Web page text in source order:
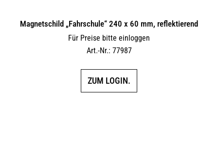
Magnetschild „Fahrschule“ 240 x 60 mm, reflektierend
Für Preise bitte einloggen
Art.-Nr.: 77987
ZUM LOGIN.